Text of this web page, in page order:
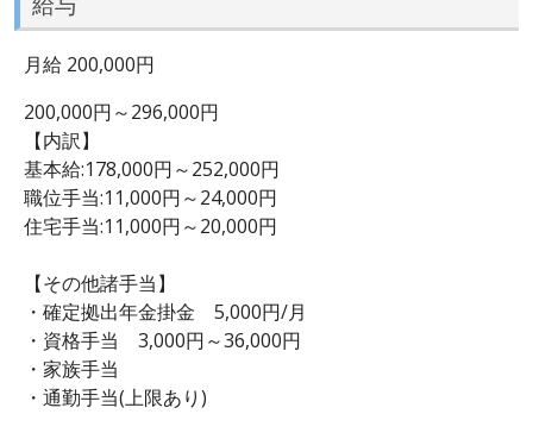
月給 200,000円
200,000円～296,000円
【内訳】
基本給:178,000円～252,000円
職位手当:11,000円～24,000円
住宅手当:11,000円～20,000円
【その他諸手当】
・確定拠出年金掛金 5,000円/月
・資格手当 3,000円～36,000円
・家族手当
・通勤手当(上限あり)